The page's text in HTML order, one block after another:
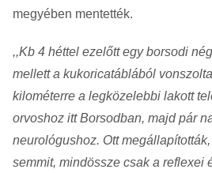
megyében mentették.
,,Kb 4 héttel ezelőtt egy borsodi
mellett a kukoricatáblából
kilométerre a legközelebbi lakott
orvoshoz itt Borsodban, majd pár
neurológushoz. Ott
semmit, mindössze csak a reflexei